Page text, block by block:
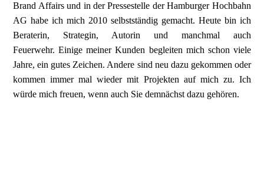
Brand Affairs und in der Pressestelle der Hamburger Hochbahn
AG habe ich mich 2010 selbstständig gemacht. Heute bin ich
Beraterin, Strategin, Autorin und manchmal auch
Feuerwehr. Einige meiner Kunden begleiten mich schon viele
Jahre, ein gutes Zeichen. Andere sind neu dazu gekommen oder
kommen immer mal wieder mit Projekten auf mich zu. Ich
würde mich freuen, wenn auch Sie demnächst dazu gehören.